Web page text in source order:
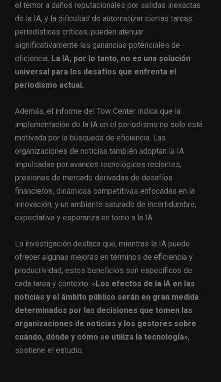
el temor a daños reputacionales por salidas inexactas
de la IA, y la dificultad de automatizar ciertas tareas
periodísticas críticas, pueden atenuar
significativamente las ganancias potenciales de
eficiencia. La IA, por lo tanto, no es una solución
universal para los desafíos que enfrenta el
periodismo actual.
Además, el informe del Tow Center indica que la
implementación de la IA en el periodismo no solo está
motivada por la búsqueda de eficiencia. Las
organizaciones de noticias también adoptan la IA
impulsadas por avances tecnológicos recientes,
presiones de mercado derivadas de desafíos
financieros, dinámicas competitivas enfocadas en la
innovación, y un ambiente saturado de incertidumbre,
expectativa y esperanza en torno a la IA.
La investigación destaca que, mientras la IA puede
ofrecer algunas mejoras en términos de eficiencia y
productividad, estos beneficios son específicos de
cada tarea y contexto. « Los efectos de la IA en las
noticias y el ámbito público serán en gran medida
determinados por las decisiones que tomen las
organizaciones de noticias y los gestores sobre
cuándo, dónde y cómo se utiliza la tecnología»,
sostiene el estudio.